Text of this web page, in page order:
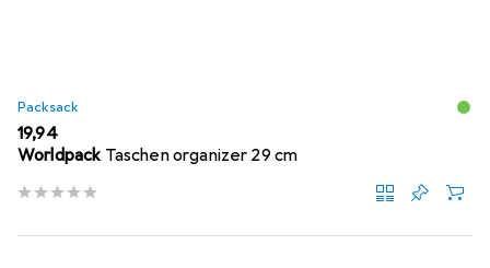
Packsack
EUR
19,94
Worldpack Taschen organizer 29 cm